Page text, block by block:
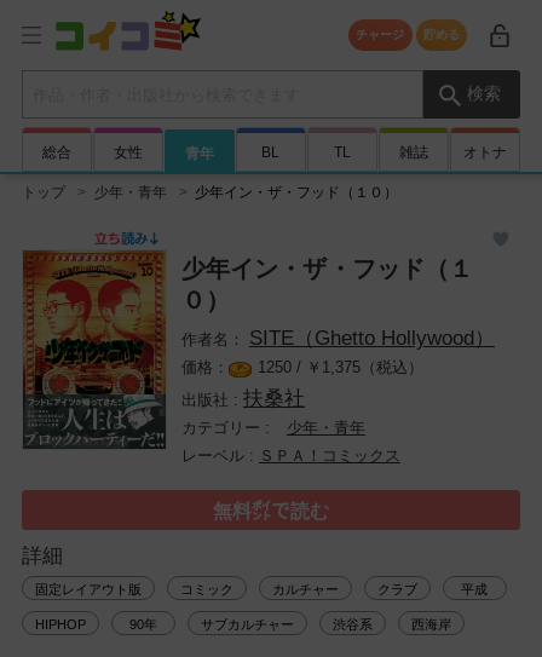
チャージ 貯める
検索
総合 女性 青年 BL TL 雑誌 オトナ
トップ 少年・青年 少年イン・ザ・フッド（１０）
少年イン・ザ・フッド（１
０）
SITE（Ghetto Hollywood）
1250 / ￥ 1,375（税込）
扶桑社
少年・青年
ＳＰＡ！コミックス
無料㌽で読む
詳細
固定レイアウト版 コミック カルチャー クラブ 平成
HIPHOP 90年 サブカルチャー 渋谷系 西海岸